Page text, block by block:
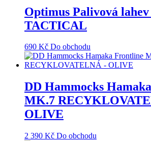
Optimus Palivová lahev
TACTICAL
690 Kč Do obchodu
DD Hammocks
MK.7
OLIVE
2 390 Kč Do obchodu